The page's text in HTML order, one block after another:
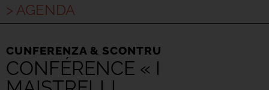
> AGENDA
CUNFERENZA & SCONTRU
CONFÉRENCE « I